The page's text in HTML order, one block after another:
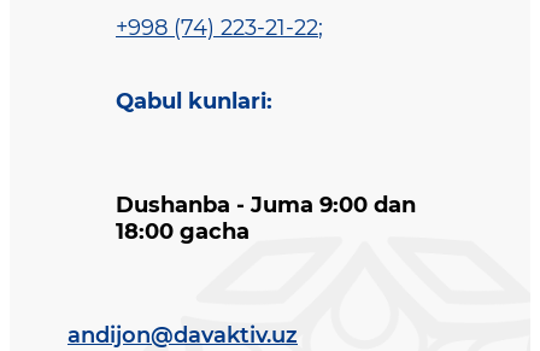
+998 (74) 223-21-22;
Qabul kunlari:
Dushanba - Juma 9:00 dan
18:00 gacha
andijon@davaktiv.uz